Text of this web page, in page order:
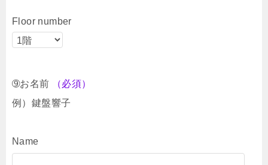
Floor number
➈お名前
（必須）
例）鍵盤響子
Name